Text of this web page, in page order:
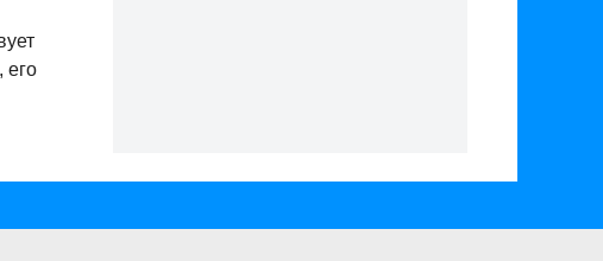
его